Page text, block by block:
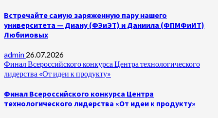
Встречайте самую заряженную пару нашего
университета — Диану (ФЭиЭТ) и Даниила (ФПМФиИТ)
Любимовых
admin 26.07.2026
Финал Всероссийского конкурса Центра технологического
лидерства «От идеи к продукту»
Финал Всероссийского конкурса Центра
технологического лидерства «От идеи к продукту»